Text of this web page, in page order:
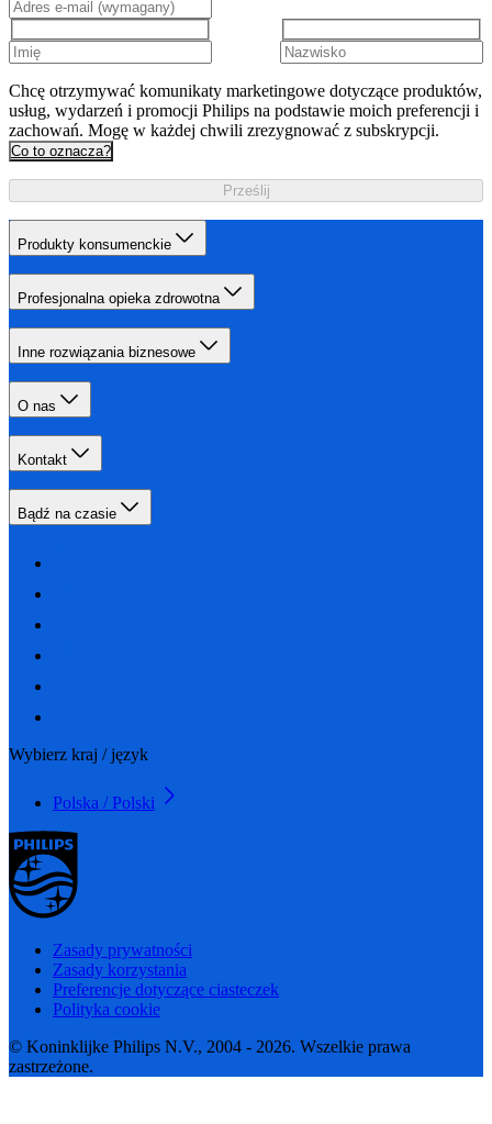
Chcę otrzymywać komunikaty marketingowe dotyczące produktów,
usług, wydarzeń i promocji Philips na podstawie moich preferencji i
zachowań. Mogę w każdej chwili zrezygnować z subskrypcji.
Co to oznacza?
Prześlij
Produkty konsumenckie
Profesjonalna opieka zdrowotna
Inne rozwiązania biznesowe
O nas
Kontakt
Bądź na czasie
Wybierz kraj / język
Polska / Polski
Zasady prywatności
Zasady korzystania
Preferencje dotyczące ciasteczek
Polityka cookie
© Koninklijke Philips N.V., 2004 - 2026. Wszelkie prawa
zastrzeżone.